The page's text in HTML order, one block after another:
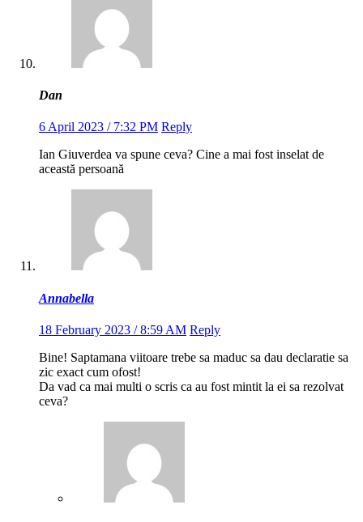
Dan
6 April 2023 / 7:32 PM Reply
Ian Giuverdea va spune ceva? Cine a mai fost inselat de
această persoană
Annabella
18 February 2023 / 8:59 AM Reply
Bine! Saptamana viitoare trebe sa maduc sa dau declaratie sa
zic exact cum ofost!
Da vad ca mai multi o scris ca au fost mintit la ei sa rezolvat
ceva?